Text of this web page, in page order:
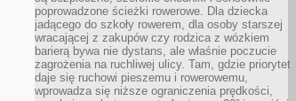
poprowadzone ścieżki rowerowe. Dla dziecka
jadącego do szkoły rowerem, dla osoby starszej
wracającej z zakupów czy rodzica z wózkiem
barierą bywa nie dystans, ale właśnie poczucie
zagrożenia na ruchliwej ulicy. Tam, gdzie priorytet
daje się ruchowi pieszemu i rowerowemu,
wprowadza się niższe ograniczenia prędkości,